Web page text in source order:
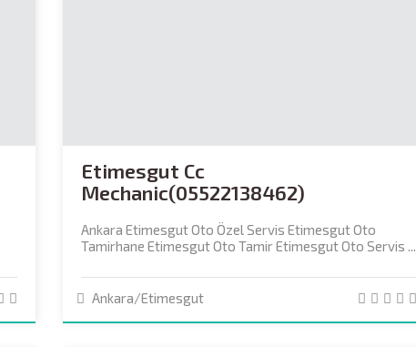
Etimesgut Cc
Mechanic(05522138462)
Ankara Etimesgut Oto Özel Servis Etimesgut Oto
Tamirhane Etimesgut Oto Tamir Etimesgut Oto Servis ...
Ankara/Etimesgut